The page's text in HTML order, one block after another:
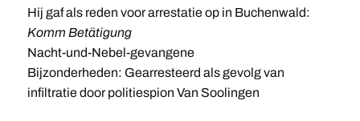
Hij gaf als reden voor arrestatie op in Buchenwald:
Komm Betätigung
Nacht-und-Nebel-gevangene
Bijzonderheden: Gearresteerd als gevolg van
infiltratie door politiespion Van Soolingen